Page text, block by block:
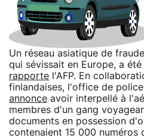
Un réseau asiatique de
qui sévissait en Europe, a
rapporte l'AFP. En
finlandaises, l'office de
annonce avoir interpellé à
membres d'un gang
documents en possession
contenaient 15 000 numéros